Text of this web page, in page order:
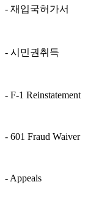
- 재입국허가서
- 시민권취득
- F-1 Reinstatement
- 601 Fraud Waiver
- Appeals